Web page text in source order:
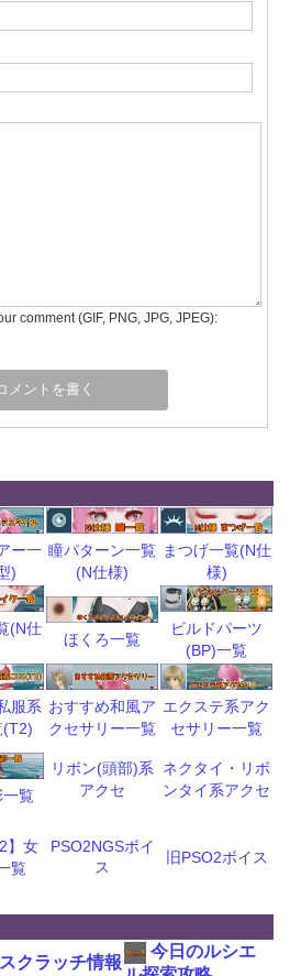
comment (GIF, PNG, JPG, JPEG):
ー一
)
瞳パターン一覧
(N仕様)
まつげ一覧(N仕
様)
(N仕
ほくろ一覧
ビルドパーツ
(BP)一覧
服系
(T2)
おすすめ和風ア
クセサリー一覧
エクステ系アク
セサリー一覧
覧
リボン(頭部)系
アクセ
ネクタイ・リボ
ンタイ系アクセ
】女
覧
PSO2NGSボイ
ス
旧PSO2ボイス
スクラッチ情報
今日のルシエ